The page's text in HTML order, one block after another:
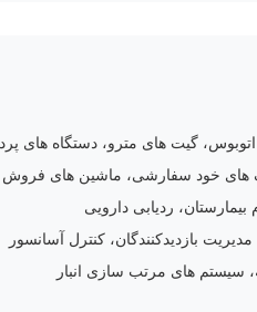
اتوبوس، گیت های مترو، دستگاه های
های خود سفارشی، ماشین های فروش
بیمارستان، ردیابی دارویی
بازدیدکنندگان، کنترل آسانسور
سیستم های مرتب سازی انبار